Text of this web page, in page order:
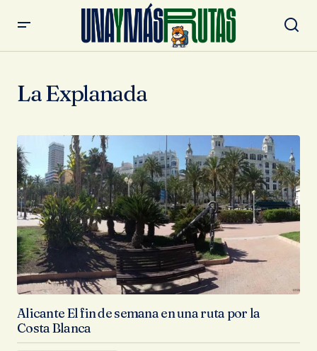
La Explanada
Alicante El fin de semana en una ruta por la
Costa Blanca